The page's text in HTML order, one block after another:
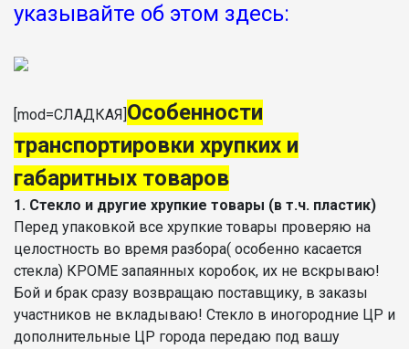
указывайте об этом здесь:
[mod=СЛАДКАЯ]Особенности
транспортировки хрупких и
габаритных товаров
1. Стекло и другие хрупкие товары (в т.ч. пластик)
Перед упаковкой все хрупкие товары проверяю на
целостность во время разбора( особенно касается
стекла) КРОМЕ запаянных коробок, их не вскрываю!
Бой и брак сразу возвращаю поставщику, в заказы
участников не вкладываю! Стекло в иногородние ЦР и
дополнительные ЦР города передаю под вашу